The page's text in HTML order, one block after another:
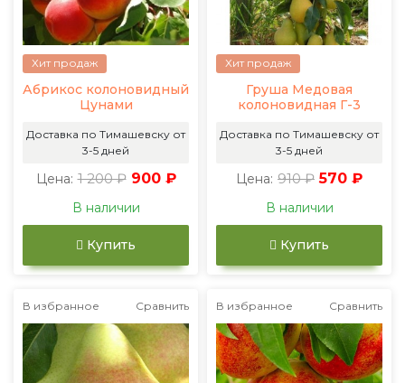
Хит продаж
Абрикос колоновидный
Цунами
Доставка по Тимашевску от
3-5 дней
Цена: 1 200 ₽ 900 ₽
В наличии
Купить
Хит продаж
Груша Медовая
колоновидная Г-3
Доставка по Тимашевску от
3-5 дней
Цена: 910 ₽ 570 ₽
В наличии
Купить
В избранное Сравнить В избранное Сравнить